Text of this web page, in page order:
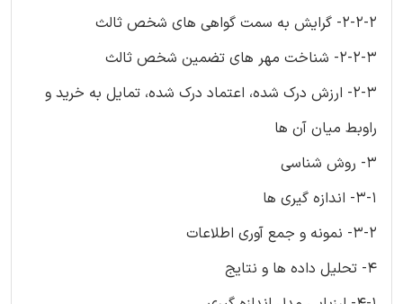
2-2-2- گرایش به سمت گواهی های شخص ثالث
2-2-3- شناخت مهر های تضمین شخص ثالث
2-3- ارزش درک شده، اعتماد درک شده، تمایل به خرید و
راوبط میان آن ها
3- روش شناسی
3-1- اندازه گیری ها
3-2- نمونه و جمع آوری اطلاعات
4- تحلیل داده ها و نتایج